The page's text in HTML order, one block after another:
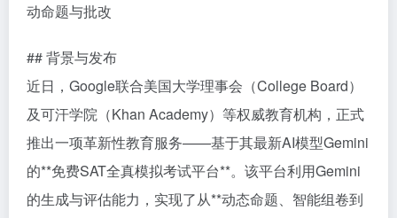
动命题与批改
## 背景与发布
近日，Google联合美国大学理事会（College Board）
及可汗学院（Khan Academy）等权威教育机构，正式
推出一项革新性教育服务——基于其最新AI模型Gemini
的**免费SAT全真模拟考试平台**。该平台利用Gemini
的生成与评估能力，实现了从**动态命题、智能组卷到